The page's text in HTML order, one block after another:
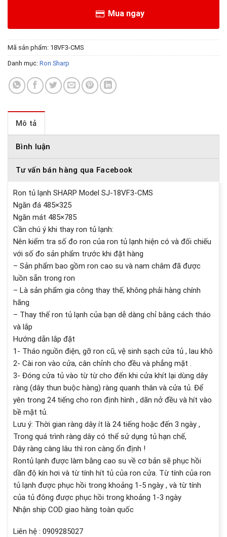
Mua ngay
Mã sản phẩm: 18VF3-CMS
Danh mục: Ron Sharp
Mô tả
Bình luận
Tư vấn bán hàng qua Facebook
Ron tủ lạnh SHARP Model SJ-18VF3-CMS
Ngăn đá 485×325
Ngăn mát 485×785
Cần chú ý khi thay ron tủ lạnh:
Nên kiểm tra số đo ron của ron tủ lạnh hiện có và đối chiếu
với số đo sản phẩm trước khi đặt hàng
– Sản phẩm bao gồm ron cao su và nam châm đã được
luồn sẵn trong ron
– Là sản phẩm gia công thay thế, không phải hàng chính
hãng
– Thay thế ron tủ lạnh của bạn dễ dàng chỉ bằng cách tháo
và lắp
Hướng dẫn lắp đặt
1- Tháo nguồn điện, gỡ ron cũ, vệ sinh sạch cửa tủ , lau khô
2- Cài ron vào cửa, cân chỉnh cho đều và phẳng mặt .
3- Đóng cửa tủ vào từ từ cho đến khi cửa khít lại dùng dây
ràng (dây thun buộc hàng) ràng quanh thân và cửa tủ. Để
yên trong 24 tiếng cho ron định hình , dãn nở đều và hít vào
bề mặt tủ.
Lưu ý: Thời gian ràng dây ít là 24 tiếng hoặc đến 3 ngày ,
Trong quá trình ràng dây có thể sử dụng tủ hạn chế,
Dây ràng càng lâu thì ron càng ổn định !
Rontủ lạnh được làm bằng cao su về cơ bản sẽ phục hồi
dần độ kín hơi và từ tính hít tủ của ron cửa. Từ tính của ron
tủ lạnh được phục hồi trong khoảng 1-5 ngày , và từ tính
của tủ đông được phục hồi trong khoảng 1-3 ngày
Nhận ship COD giao hàng toàn quốc
Liên hệ : 0909285027